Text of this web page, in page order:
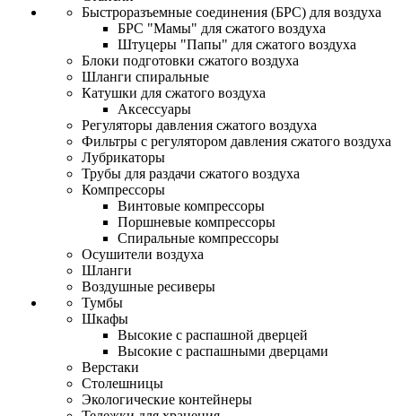
Быстроразъемные соединения (БРС) для воздуха
БРС "Мамы" для сжатого воздуха
Штуцеры "Папы" для сжатого воздуха
Блоки подготовки сжатого воздуха
Шланги спиральные
Катушки для сжатого воздуха
Аксессуары
Регуляторы давления сжатого воздуха
Фильтры с регулятором давления сжатого воздуха
Лубрикаторы
Трубы для раздачи сжатого воздуха
Компрессоры
Винтовые компрессоры
Поршневые компрессоры
Спиральные компрессоры
Осушители воздуха
Шланги
Воздушные ресиверы
Тумбы
Шкафы
Высокие с распашной дверцей
Высокие с распашными дверцами
Верстаки
Столешницы
Экологические контейнеры